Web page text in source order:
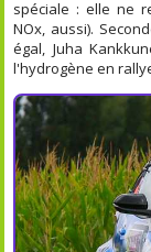
spéciale : elle ne
NOx, aussi).
égal, Juha
l'hydrogène en